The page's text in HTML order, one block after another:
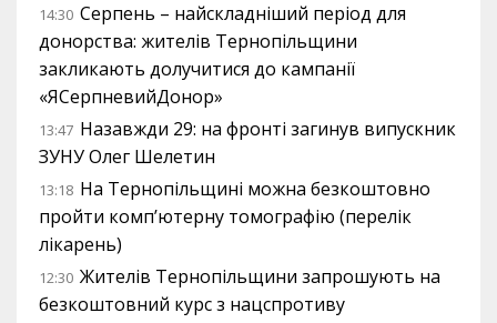
14:30 Серпень – найскладніший період для
донорства: жителів Тернопільщини
закликають долучитися до кампанії
«ЯСерпневийДонор»
13:47 Назавжди 29: на фронті загинув випускник
ЗУНУ Олег Шелетин
13:18 На Тернопільщині можна безкоштовно
пройти комп’ютерну томографію (перелік
лікарень)
12:30 Жителів Тернопільщини запрошують на
безкоштовний курс з нацспротиву